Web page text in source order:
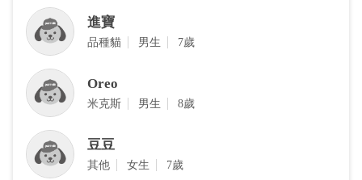
進寶
品種貓 男生 7歲
Oreo
米克斯 男生 8歲
豆豆
其他 女生 7歲